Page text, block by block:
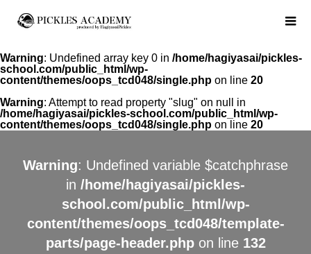
Warning: Undefined array key 0 in /home/hagiyasai/pickles-
school.com/public_html/wp-
content/themes/oops_tcd048/single.php on line 20
Warning: Attempt to read property "slug" on null in
/home/hagiyasai/pickles-school.com/public_html/wp-
content/themes/oops_tcd048/single.php on line 20
Warning: Undefined variable $catchphrase
in /home/hagiyasai/pickles-
school.com/public_html/wp-
content/themes/oops_tcd048/template-
parts/page-header.phpon line 132